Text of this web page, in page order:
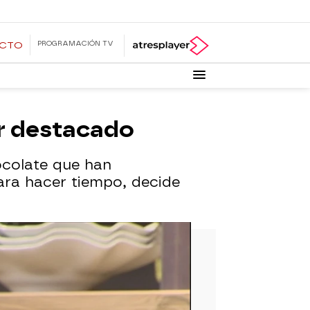
PROGRAMACIÓN TV
destacado
que han
hacer tiempo, decide